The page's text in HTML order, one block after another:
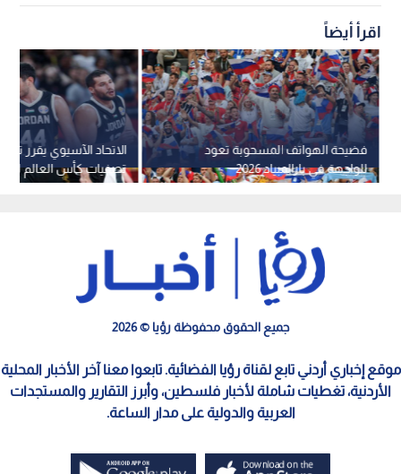
اقرأ أيضاً
الاتحاد الآسيوي يقرر
تصفيات كأس العالم لكرة
فضيحة الهواتف المسحوبة تعود
للواجهة في بارالمبياد 2026
جميع الحقوق محفوظة رؤيا © 2026
موقع إخباري أردني تابع لقناة رؤيا الفضائية. تابعوا معنا آخر الأخبار المحلية
الأردنية، تغطيات شاملة لأخبار فلسطين، وأبرز التقارير والمستجدات
العربية والدولية على مدار الساعة.